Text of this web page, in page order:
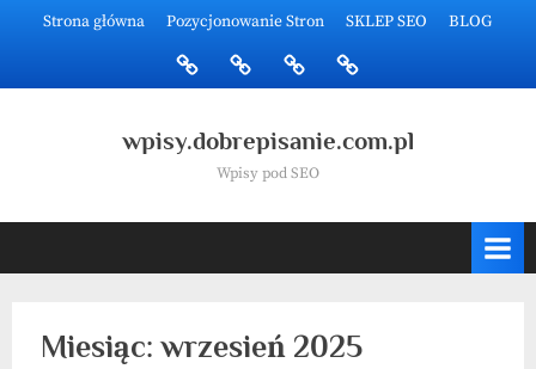
content
Strona główna Pozycjonowanie Stron SKLEP SEO BLOG
Strona
główna
Pozycjonowanie
Stron
SKLEP
SEO
BLOG
wpisy.dobrepisanie.com.pl
Wpisy pod SEO
Miesiąc:wrzesień 2025